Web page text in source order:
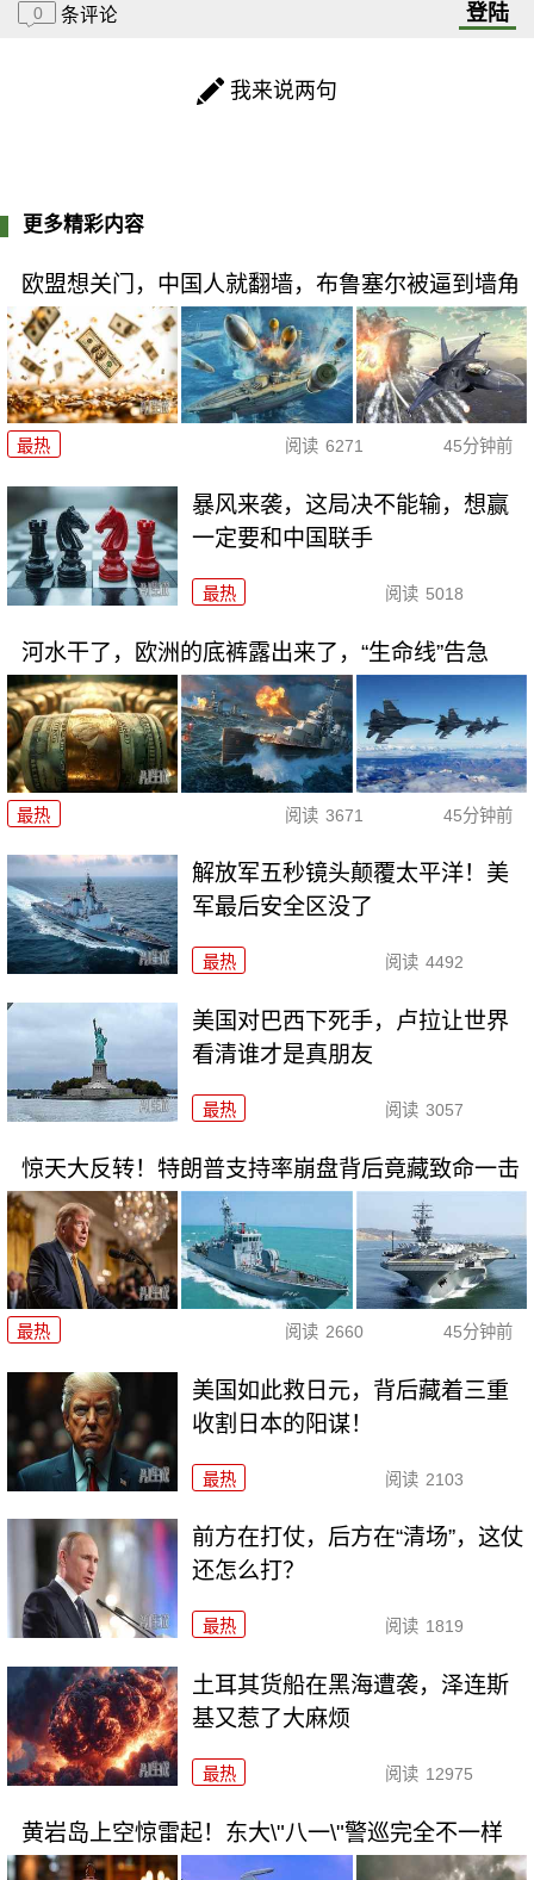
0 条评论 登陆
我来说两句
更多精彩内容
欧盟想关门，中国人就翻墙，布鲁塞尔被逼到墙角
最热 阅读 6271 45分钟前
暴风来袭，这局决不能输，想赢
一定要和中国联手
最热 阅读 5018
河水干了，欧洲的底裤露出来了，“生命线”告急
最热 阅读 3671 45分钟前
解放军五秒镜头颠覆太平洋！美
军最后安全区没了
最热 阅读 4492
美国对巴西下死手，卢拉让世界
看清谁才是真朋友
最热 阅读 3057
惊天大反转！特朗普支持率崩盘背后竟藏致命一击
最热 阅读 2660 45分钟前
美国如此救日元，背后藏着三重
收割日本的阳谋！
最热 阅读 2103
前方在打仗，后方在“清场”，这仗
还怎么打？
最热 阅读 1819
土耳其货船在黑海遭袭，泽连斯
基又惹了大麻烦
最热 阅读 12975
黄岩岛上空惊雷起！东大\"八一\"警巡完全不一样